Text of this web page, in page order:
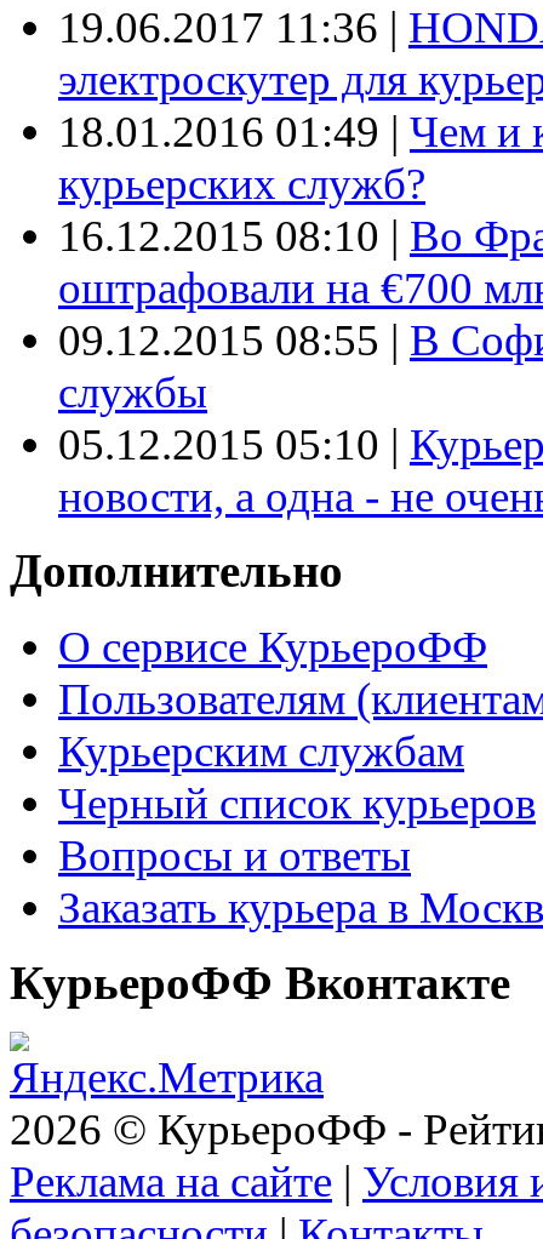
19.06.2017 11:36 |
электроскутер для
18.01.2016 01:49 | Чем и
курьерских служб?
16.12.2015 08:10 | Во
оштрафовали на €700
09.12.2015 08:55 | В
службы
05.12.2015 05:10 |
новости, а одна - не
Дополнительно
О сервисе КурьероФФ
Пользователям
Курьерским службам
Черный список курьеров
Вопросы и ответы
Заказать курьера в
КурьероФФ Вконтакте
2026 © КурьероФФ -
Реклама на сайте | Условия